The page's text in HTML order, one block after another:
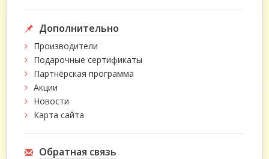
Дополнительно
Производители
Подарочные сертификаты
Партнёрская программа
Акции
Новости
Карта сайта
Обратная связь